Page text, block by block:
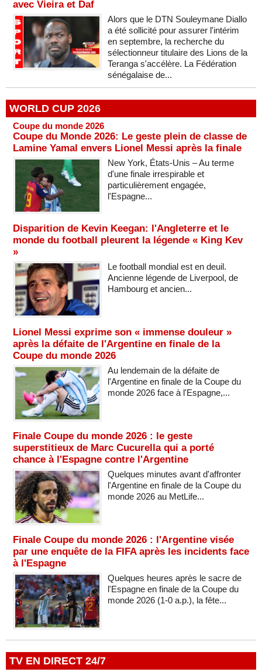
avec Vieira et Daf
Alors que le DTN Souleymane Diallo
a été sollicité pour assurer l'intérim
en septembre, la recherche du
sélectionneur titulaire des Lions de la
Teranga s'accélère. La Fédération
sénégalaise de...
WORLD CUP 2026
Coupe du monde 2026
Coupe du Monde 2026: Le geste plein de classe de
Lamine Yamal envers Lionel Messi après la finale
New York, États-Unis – Au terme
d'une finale irrespirable et
particulièrement engagée,
l'Espagne...
Disparition de Kevin Keegan: l'Angleterre et le
monde du football pleurent la légende « King Kev
»
Le football mondial est en deuil.
Ancienne légende de Liverpool, de
Hambourg et ancien...
Lionel Messi exprime son « immense douleur »
après la défaite de l'Argentine en finale de la
Coupe du monde 2026
Au lendemain de la défaite de
l'Argentine en finale de la Coupe du
monde 2026 face à l'Espagne,...
Finale Coupe du monde 2026 : le geste
superstitieux de Marc Cucurella qui a porté
chance à l'Espagne contre l'Argentine
Quelques minutes avant d'affronter
l'Argentine en finale de la Coupe du
monde 2026 au MetLife...
Finale Coupe du monde 2026 : l'Argentine visée
par une enquête de la FIFA après les incidents face
à l'Espagne
Quelques heures après le sacre de
l'Espagne en finale de la Coupe du
monde 2026 (1-0 a.p.), la fête...
TV EN DIRECT 24/7